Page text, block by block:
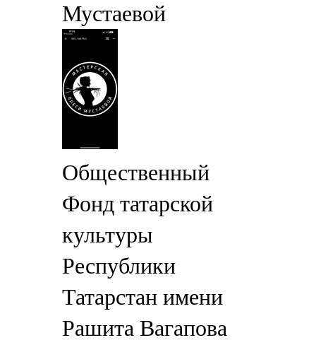
Мустаевой
Общественный
Фонд татарской
культуры
Республики
Татарстан имени
Рашита Вагапова